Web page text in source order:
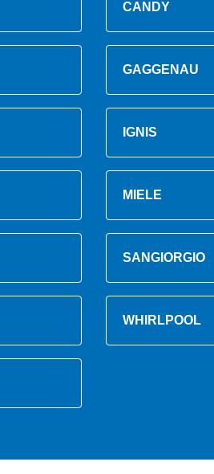
CANDY
GAGGENAU
IGNIS
MIELE
SANGIORGIO
WHIRLPOOL